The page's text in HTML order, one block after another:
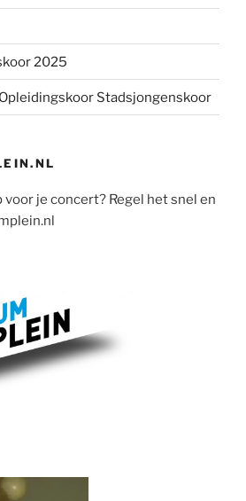
2025
Stadsjongenskoor
je concert? Regel het snel en